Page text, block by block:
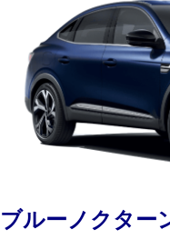
ブルーノクタ